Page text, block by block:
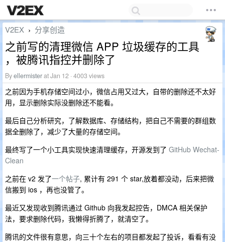
V2EX › 分享创造
之前写的清理微信 APP 垃圾缓存的工具
，被腾讯指控并删除了
Byellermisterat Jan 12 · 4003 views
之前因为手机存储空间过小，微信占用又过大，自带的删除还不太好
用，显示删除实际没删除还不能看。
最后自己分析研究，了解数据库、存储结构，把自己不需要的群组数
据全删除了，减少了大量的存储空间。
最终写了一个小工具实现快速清理缓存，开源发到了 GitHub Wechat-
Clean
之前在 v2 发了一个帖子, 累计有 291 个 star,放着都没动，后来把微
信搬到 ios ，再也没管了。
最近又发现收到腾讯通过 Github 向我发起控告，DMCA 相关保护
法，要求删除代码，我懒得折腾了，就清空了。
腾讯的文件很有意思，向三十个左右的项目都发起了投诉，看看有没